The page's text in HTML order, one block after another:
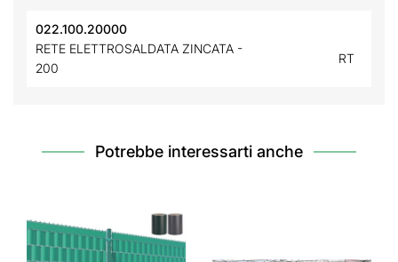
022.100.20000
RETE ELETTROSALDATA ZINCATA -
200
RT
Potrebbe interessarti anche